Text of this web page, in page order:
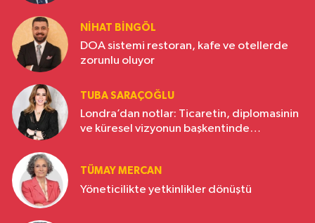
NIHAT BINGÖL
DOA sistemi restoran, kafe ve otellerde
zorunlu oluyor
TUBA SARAÇOĞLU
Londra’dan notlar: Ticaretin, diplomasinin
ve küresel vizyonun başkentinde
TÜMAY MERCAN
Yöneticilikte yetkinlikler dönüştü